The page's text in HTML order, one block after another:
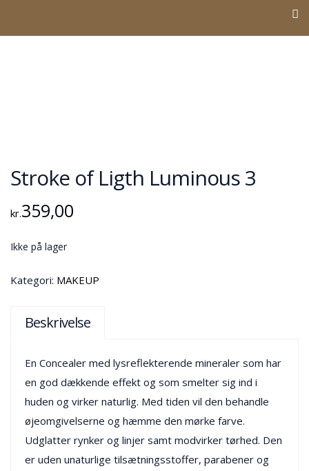
Stroke of Ligth Luminous 3
kr.359,00
Ikke på lager
Kategori: MAKEUP
Beskrivelse
En Concealer med lysreflekterende mineraler som har
en god dækkende effekt og som smelter sig ind i
huden og virker naturlig. Med tiden vil den behandle
øjeomgivelserne og hæmme den mørke farve.
Udglatter rynker og linjer samt modvirker tørhed. Den
er uden unaturlige tilsætningsstoffer, parabener og